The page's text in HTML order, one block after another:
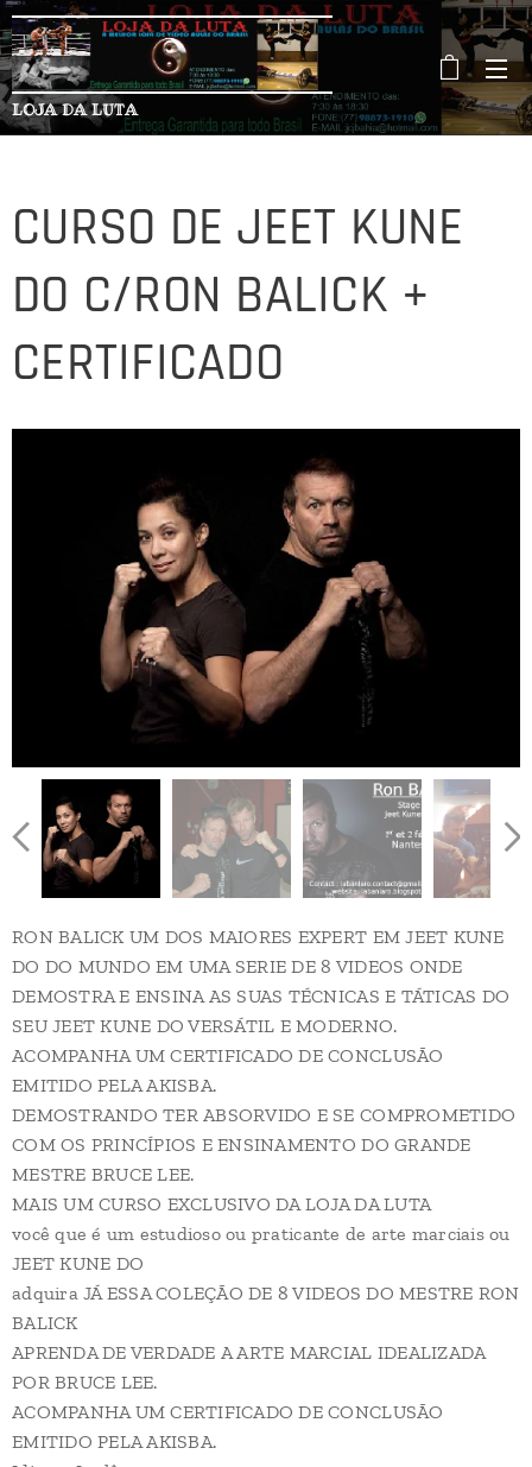
LOJA DA LUTA
CURSO DE JEET KUNE
DO C/RON BALICK +
CERTIFICADO
RON BALICK UM DOS MAIORES EXPERT EM JEET KUNE
DO DO MUNDO EM UMA SERIE DE 8 VIDEOS ONDE
DEMOSTRA E ENSINA AS SUAS TÉCNICAS E TÁTICAS DO
SEU JEET KUNE DO VERSÁTIL E MODERNO.
ACOMPANHA UM CERTIFICADO DE CONCLUSÃO
EMITIDO PELA AKISBA.
DEMOSTRANDO TER ABSORVIDO E SE COMPROMETIDO
COM OS PRINCÍPIOS E ENSINAMENTO DO GRANDE
MESTRE BRUCE LEE.
MAIS UM CURSO EXCLUSIVO DA LOJA DA LUTA
você que é um estudioso ou praticante de arte marciais ou
JEET KUNE DO
adquira JÁ ESSA COLEÇÃO DE 8 VIDEOS DO MESTRE RON
BALICK
APRENDA DE VERDADE A ARTE MARCIAL IDEALIZADA
POR BRUCE LEE.
ACOMPANHA UM CERTIFICADO DE CONCLUSÃO
EMITIDO PELA AKISBA.